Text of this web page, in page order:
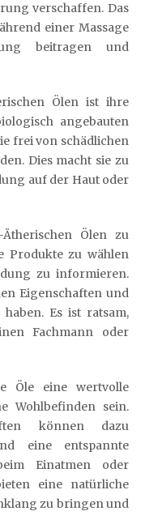
verschaffen. Das
einer Massage
beitragen und
Ölen ist ihre
angebauten
frei von schädlichen
Dies macht sie zu
auf der Haut oder
Ölen zu
Produkte zu wählen
zu informieren.
Eigenschaften und
Es ist ratsam,
Fachmann oder
Öle eine wertvolle
Wohlbefinden sein.
können dazu
eine entspannte
Einatmen oder
eine natürliche
zu bringen und